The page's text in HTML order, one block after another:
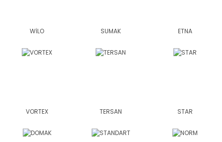
WİLO SUMAK ETNA
VORTEX TERSAN STAR